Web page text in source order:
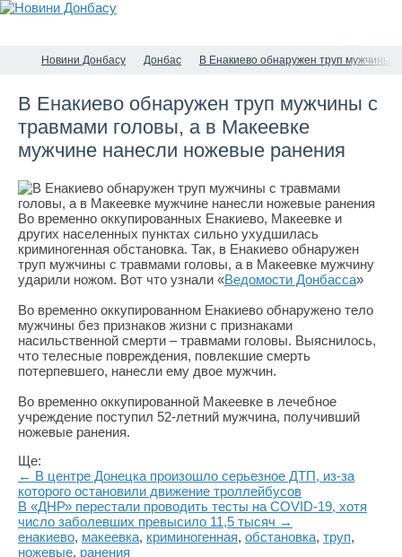
Новини Донбасу Донбас В Енакиево обнаружен труп мужчины
В Енакиево обнаружен труп мужчины с
травмами головы, а в Макеевке
мужчине нанесли ножевые ранения
Во временно оккупированных Енакиево, Макеевке и
других населенных пунктах сильно ухудшилась
криминогенная обстановка. Так, в Енакиево обнаружен
труп мужчины с травмами головы, а в Макеевке мужчину
ударили ножом. Вот что узнали «Ведомости Донбасса»
Во временно оккупированном Енакиево обнаружено тело
мужчины без признаков жизни с признаками
насильственной смерти – травмами головы. Выяснилось,
что телесные повреждения, повлекшие смерть
потерпевшего, нанесли ему двое мужчин.
Во временно оккупированной Макеевке в лечебное
учреждение поступил 52-летний мужчина, получивший
ножевые ранения.
Ще:
← В центре Донецка произошло серьезное ДТП, из-за
которого остановили движение троллейбусов
В «ДНР» перестали проводить тесты на COVID-19, хотя
число заболевших превысило 11,5 тысяч →
енакиево, макеевка, криминогенная, обстановка, труп,
ножевые, ранения